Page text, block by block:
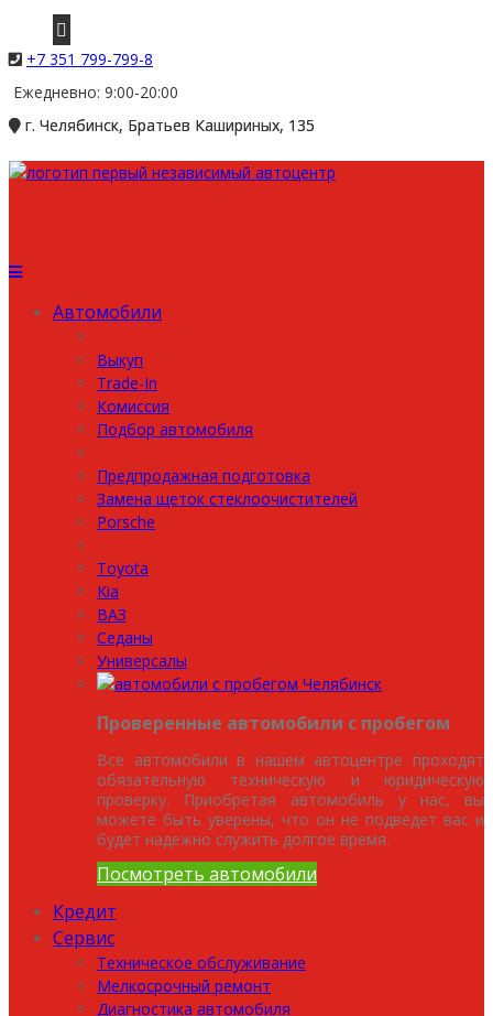
+7 351 799-799-8
Ежедневно: 9:00-20:00
г. Челябинск, Братьев Кашириных, 135
Автомобили
Выкуп
Trade-In
Комиссия
Подбор автомобиля
Предпродажная подготовка
Замена щеток стеклоочистителей
Porsche
Toyota
Kia
ВАЗ
Седаны
Универсалы
Проверенные автомобили с пробегом
Все автомобили в нашем автоцентре проходят
обязательную техническую и юридическую
проверку. Приобретая автомобиль у нас, вы
можете быть уверены, что он не подведет вас и
будет надежно служить долгое время.
Посмотреть автомобили
Кредит
Сервис
Техническое обслуживание
Мелкосрочный ремонт
Диагностика автомобиля